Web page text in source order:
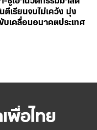
แขวงสามเสนใน
านคร 10400